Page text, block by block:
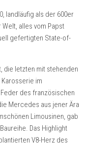
landläufig als der 600er
alles vom Papst
gefertigten State-of-
die letzten mit stehenden
im
des französischen
Mercedes aus jener Ära
Limousinen, gab
Das Highlight
V8-Herz des